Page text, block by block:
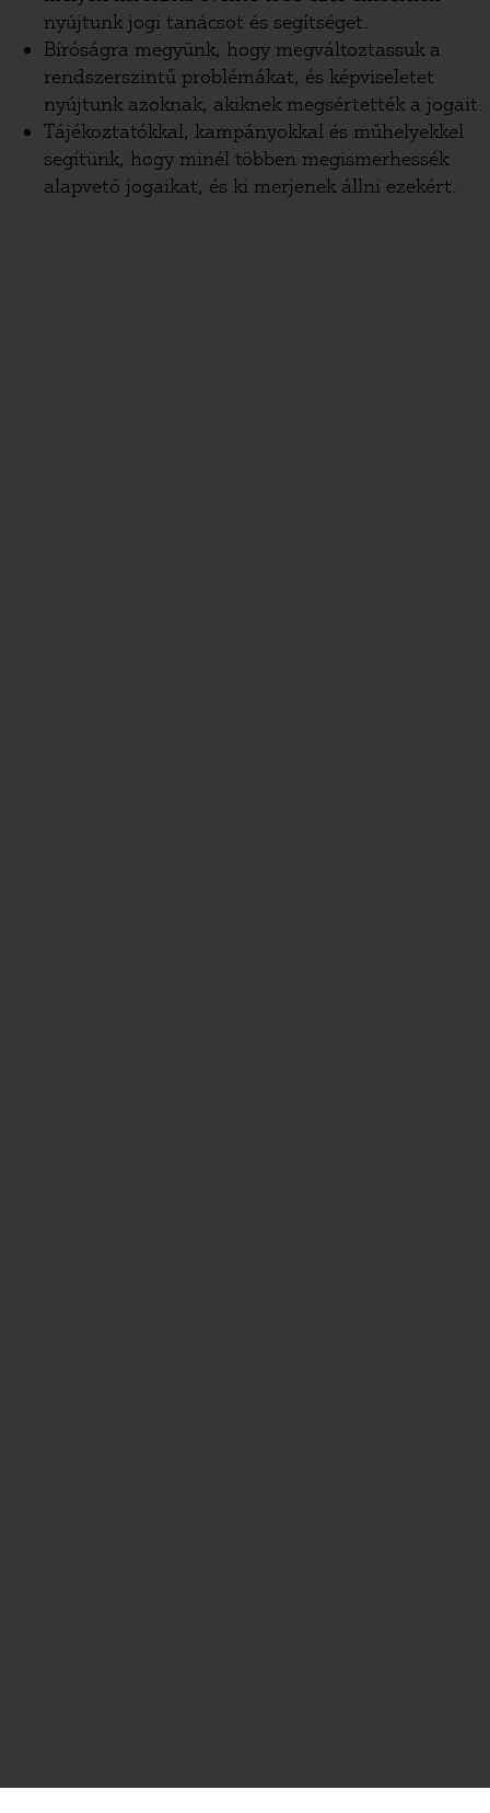
nyújtunk jogi tanácsot és segítséget.
Bíróságra megyünk, hogy megváltoztassuk a
rendszerszintű problémákat, és képviseletet
nyújtunk azoknak, akiknek megsértették a jogait.
Tájékoztatókkal, kampányokkal és műhelyekkel
segítünk, hogy minél többen megismerhessék
alapvető jogaikat, és ki merjenek állni ezekért.